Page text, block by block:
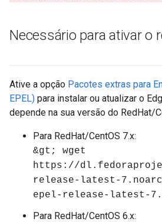
Necessário para ativar o
Ative a opção Pacotes extras para
EPEL) para instalar ou atualizar o
depende na sua versão do RedHat/
Para RedHat/CentOS 7.x:
&gt; wget
https://
release-latest-
epel-release-latest-
Para RedHat/CentOS 6.x: